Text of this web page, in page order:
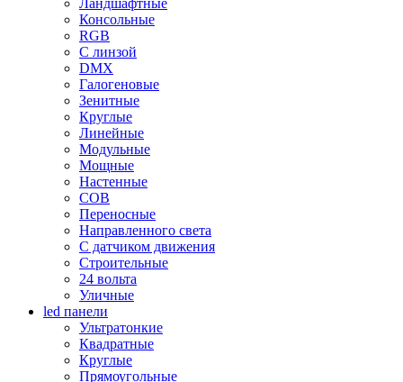
Ландшафтные
Консольные
RGB
С линзой
DMX
Галогеновые
Зенитные
Круглые
Линейные
Модульные
Мощные
Настенные
COB
Переносные
Направленного света
С датчиком движения
Строительные
24 вольта
Уличные
led панели
Ультратонкие
Квадратные
Круглые
Прямоугольные